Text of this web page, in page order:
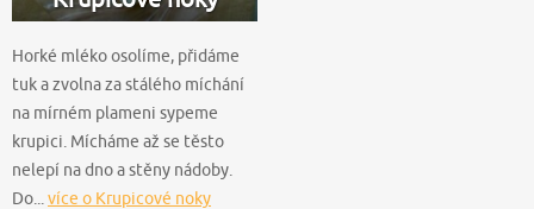
Horké mléko osolíme, přidáme
tuk a zvolna za stálého míchání
na mírném plameni sypeme
krupici. Mícháme až se těsto
nelepí na dno a stěny nádoby.
Do... více o Krupicové noky